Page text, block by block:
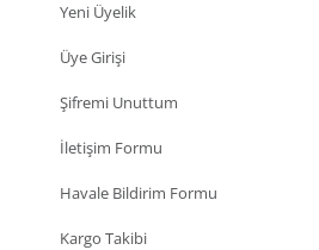
Yeni Üyelik
Üye Girişi
Şifremi Unuttum
İletişim Formu
Havale Bildirim Formu
Kargo Takibi